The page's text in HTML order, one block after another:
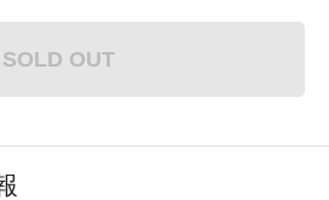
SOLD OUT